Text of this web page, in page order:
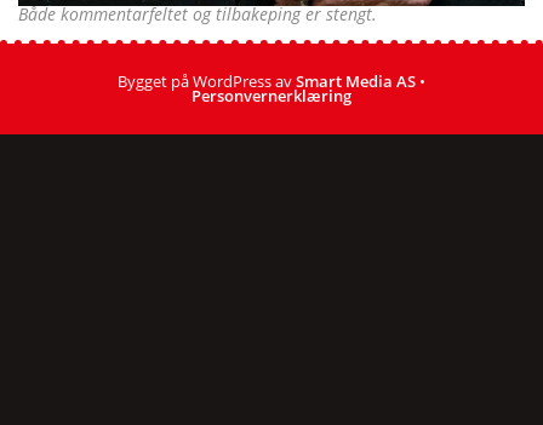
Både kommentarfeltet og tilbakeping er stengt.
Bygget på WordPress avSmart Media AS •
Personvernerklæring